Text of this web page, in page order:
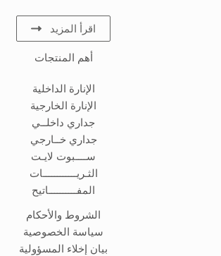
اقرأ المزيد
أهم المنتجات
الإنارة الداخلية
الإنارة الخارجية
جداري داخلــي
جداري خــارجي
ســــبوت لايـت
الثـريــــــــــــات
المفــــــــــاتيح
الشروط والأحكام
سياسة الخصوصية
بيان إخلاء المسؤولية